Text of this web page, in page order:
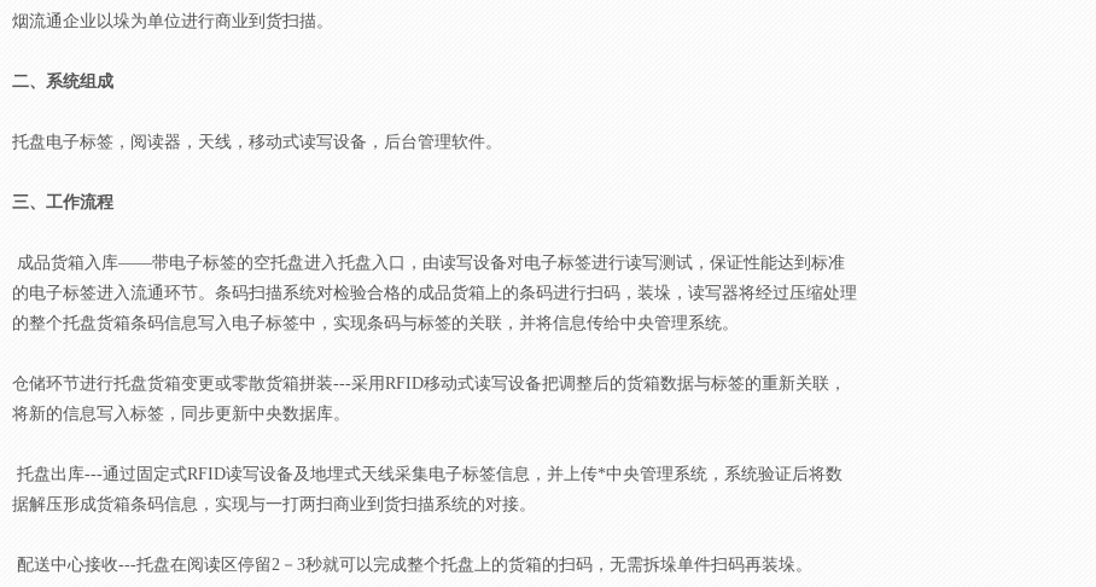
烟流通企业以垛为单位进行商业到货扫描。
二、系统组成
托盘电子标签，阅读器，天线，移动式读写设备，后台管理软件。
三、工作流程
成品货箱入库——带电子标签的空托盘进入托盘入口，由读写设备对电子标签进行读写测试，保证性能达到标准
的电子标签进入流通环节。条码扫描系统对检验合格的成品货箱上的条码进行扫码，装垛，读写器将经过压缩处理
的整个托盘货箱条码信息写入电子标签中，实现条码与标签的关联，并将信息传给中央管理系统。
仓储环节进行托盘货箱变更或零散货箱拼装---采用RFID移动式读写设备把调整后的货箱数据与标签的重新关联，
将新的信息写入标签，同步更新中央数据库。
托盘出库---通过固定式RFID读写设备及地埋式天线采集电子标签信息，并上传*中央管理系统，系统验证后将数
据解压形成货箱条码信息，实现与一打两扫商业到货扫描系统的对接。
配送中心接收---托盘在阅读区停留2－3秒就可以完成整个托盘上的货箱的扫码，无需拆垛单件扫码再装垛。